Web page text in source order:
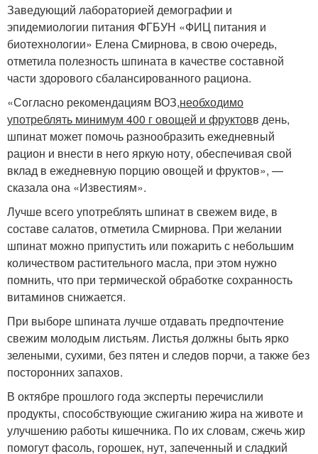
Заведующий лабораторией демографии и
эпидемиологии питания ФГБУН «ФИЦ питания и
биотехнологии» Елена Смирнова, в свою очередь,
отметила полезность шпината в качестве составной
части здорового сбалансированного рациона.
«Согласно рекомендациям ВОЗ,необходимо
употреблять минимум 400 г овощей и фруктовв день,
шпинат может помочь разнообразить ежедневный
рацион и внести в него яркую ноту, обеспечивая свой
вклад в ежедневную порцию овощей и фруктов», —
сказала она «Известиям».
Лучше всего употреблять шпинат в свежем виде, в
составе салатов, отметила Смирнова. При желании
шпинат можно припустить или пожарить с небольшим
количеством растительного масла, при этом нужно
помнить, что при термической обработке сохранность
витаминов снижается.
При выборе шпината лучше отдавать предпочтение
свежим молодым листьям. Листья должны быть ярко
зелеными, сухими, без пятен и следов порчи, а также без
посторонних запахов.
В октябре прошлого года эксперты перечислили
продукты, способствующие сжиганию жира на животе и
улучшению работы кишечника. По их словам, сжечь жир
помогут фасоль, горошек, нут, запеченный и сладкий